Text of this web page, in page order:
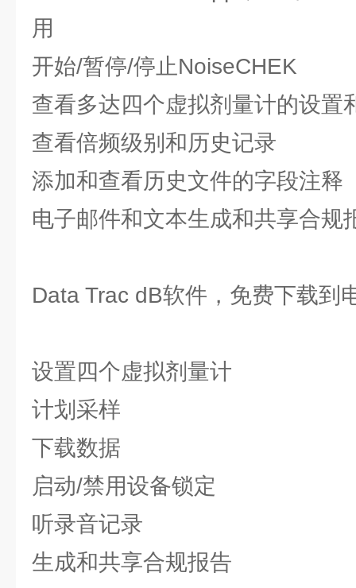
用
开始/暂停/停止NoiseCHEK
查看多达四个虚拟剂量计的设置
查看倍频级别和历史记录
添加和查看历史文件的字段注释
电子邮件和文本生成和共享合规
Data Trac dB软件，免费下载到
设置四个虚拟剂量计
计划采样
下载数据
启动/禁用设备锁定
听录音记录
生成和共享合规报告